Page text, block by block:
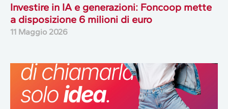
Investire in IA e generazioni: Foncoop mette
a disposizione 6 milioni di euro
11 Maggio 2026